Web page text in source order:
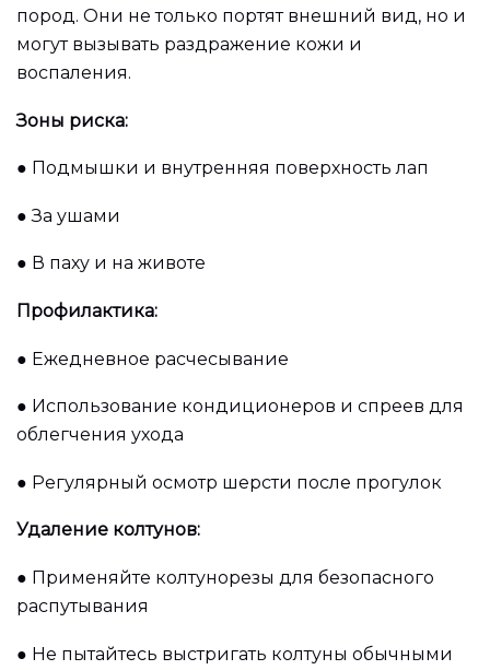
пород. Они не только портят внешний вид, но и
могут вызывать раздражение кожи и
воспаления.
Зоны риска:
● Подмышки и внутренняя поверхность лап
●За ушами
● В паху и на животе
Профилактика:
● Ежедневное расчесывание
● Использование кондиционеров и спреев для
облегчения ухода
● Регулярный осмотр шерсти после прогулок
Удаление колтунов:
● Применяйте колтунорезы для безопасного
распутывания
● Не пытайтесь выстригать колтуны обычными